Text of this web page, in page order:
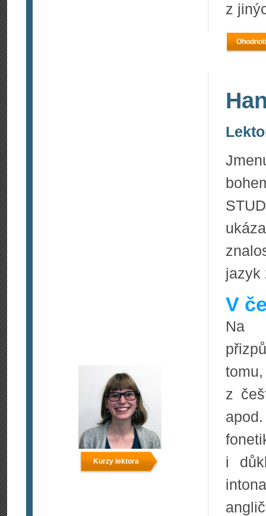
z
Kurzy lektora
jazyk
V
Na
z
i